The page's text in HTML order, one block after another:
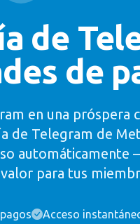
de
de
en una próspera
de Telegram de
automáticamente
para tus
Acceso